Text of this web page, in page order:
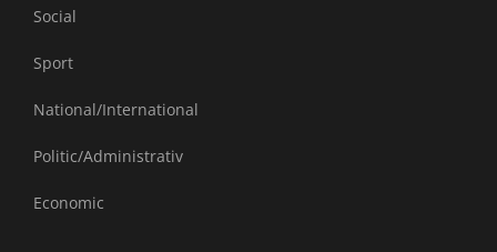
Social
Sport
National/International
Politic/Administrativ
Economic